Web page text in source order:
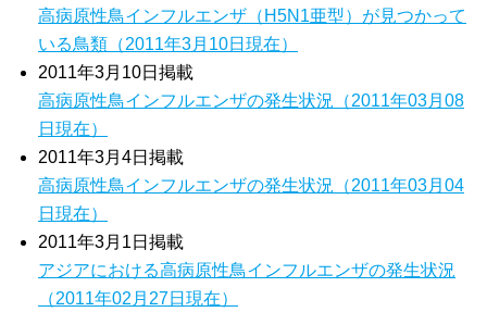
高病原性鳥インフルエンザ（H5N1亜型）が見つかって
いる鳥類（2011年3月10日現在）
2011年3月10日掲載
高病原性鳥インフルエンザの発生状況（2011年03月08
日現在）
2011年3月4日掲載
高病原性鳥インフルエンザの発生状況（2011年03月04
日現在）
2011年3月1日掲載
アジアにおける高病原性鳥インフルエンザの発生状況
（2011年02月27日現在）